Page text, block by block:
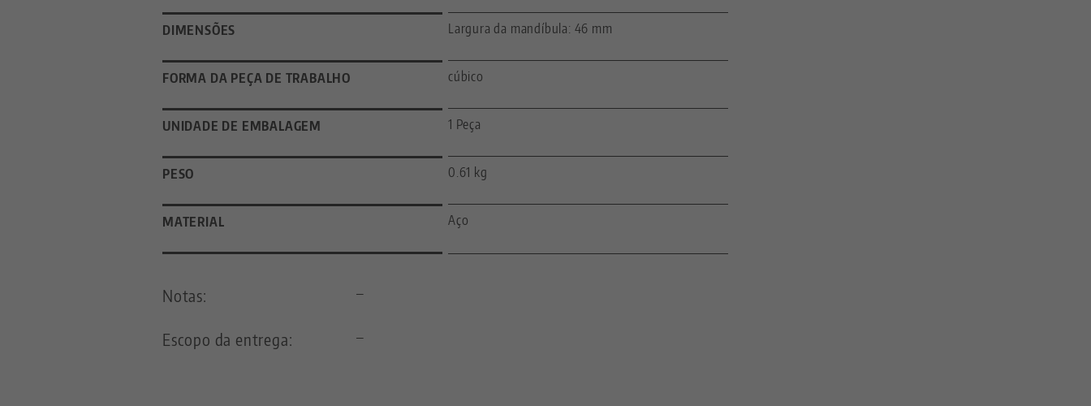
DIMENSÕES Largura da mandíbula: 46 mm
FORMA DA PEÇA DE TRABALHO cúbico
UNIDADE DE EMBALAGEM 1 Peça
PESO 0.61 kg
MATERIAL Aço
Notas: —
Escopo da entrega: —